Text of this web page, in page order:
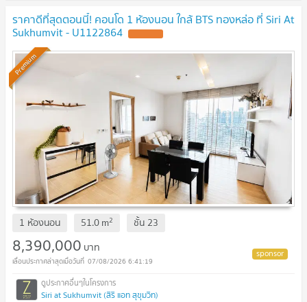
ราคาดีที่สุดตอนนี้! คอนโด 1 ห้องนอน ใกล้ BTS ทองหล่อ ที่ Siri At
Sukhumvit - U1122864
Premium
1 ห้องนอน 51.0m2 ชั้น 23
8,390,000 บาท
07/08/2026 6:41:19
Siri at Sukhumvit (สิริ แอท สุขุมวิท)